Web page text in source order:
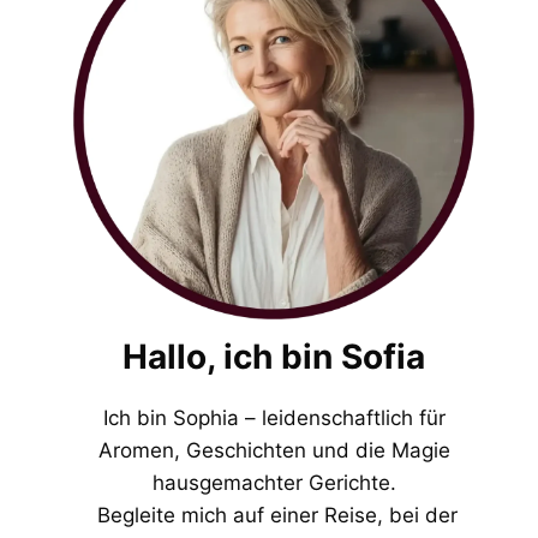
Hallo, ich bin Sofia
Ich bin Sophia – leidenschaftlich für
Aromen, Geschichten und die Magie
hausgemachter Gerichte.
Begleite mich auf einer Reise, bei der